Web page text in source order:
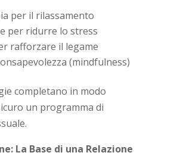
per il rilassamento
per ridurre lo stress
rafforzare il legame
(mindfulness)
completano in modo
un programma di
La Base di una Relazione